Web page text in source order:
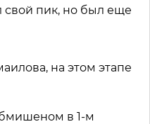
свой пик, но был еще
на этом этапе
в 1-м